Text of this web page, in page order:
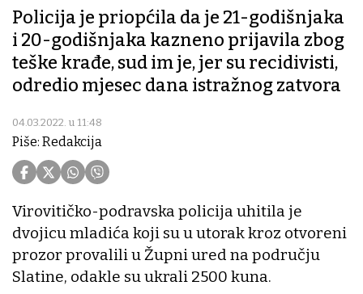
Policija je priopćila da je 21-godišnjaka
i 20-godišnjaka kazneno prijavila zbog
teške krađe, sud im je, jer su recidivisti,
odredio mjesec dana istražnog zatvora
04.03.2022. u 11:48
Piše: Redakcija
Virovitičko-podravska policija uhitila je
dvojicu mladića koji su u utorak kroz otvoreni
prozor provalili u Župni ured na području
Slatine, odakle su ukrali 2500 kuna.